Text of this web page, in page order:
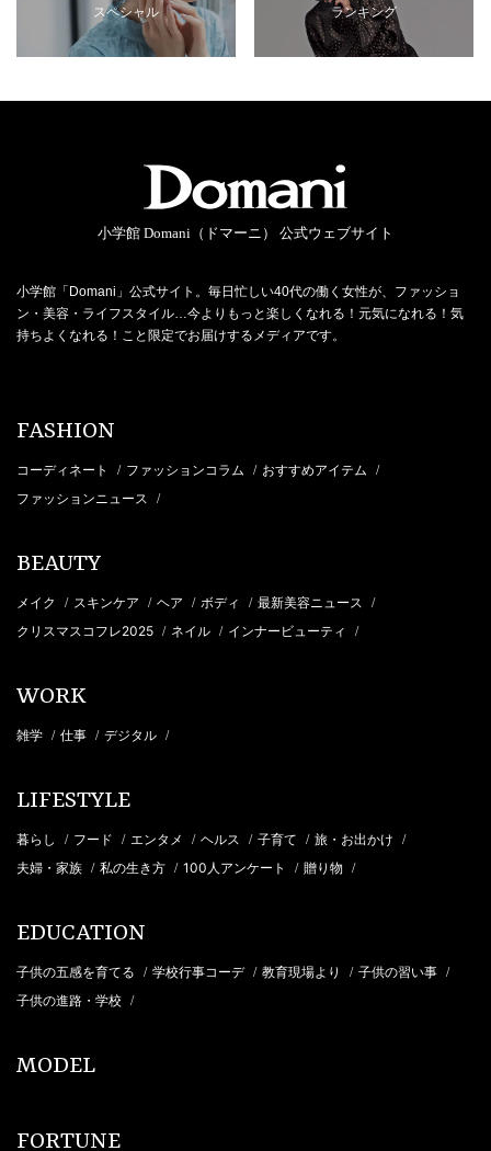
スペシャル ランキング
小学館 Domani（ドマーニ） 公式ウェブサイト
小学館「Domani」公式サイト。毎日忙しい40代の働く女性が、ファッショ
ン・美容・ライフスタイル…今よりもっと楽しくなれる！元気になれる！気
持ちよくなれる！こと限定でお届けするメディアです。
FASHION
コーディネート / ファッションコラム / おすすめアイテム /
ファッションニュース /
BEAUTY
メイク / スキンケア / ヘア / ボディ / 最新美容ニュース /
クリスマスコフレ2025 / ネイル / インナービューティ /
WORK
雑学 / 仕事 / デジタル /
LIFESTYLE
暮らし / フード / エンタメ / ヘルス / 子育て / 旅・お出かけ /
夫婦・家族 / 私の生き方 / 100人アンケート / 贈り物 /
EDUCATION
子供の五感を育てる / 学校行事コーデ / 教育現場より / 子供の習い事 /
子供の進路・学校 /
MODEL
FORTUNE